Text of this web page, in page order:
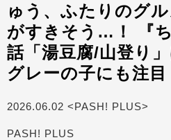
ゅう、ふたりのグ
がすきそう…！ 『
話「湯豆腐/山登り
グレーの子にも注目
2026.06.02 <PASH! PLUS>
PASH! PLUS